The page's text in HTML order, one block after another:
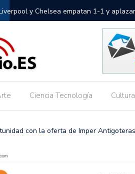
Books y otra manera de volver a los
Ciencia Tecnología
con la oferta de Imper